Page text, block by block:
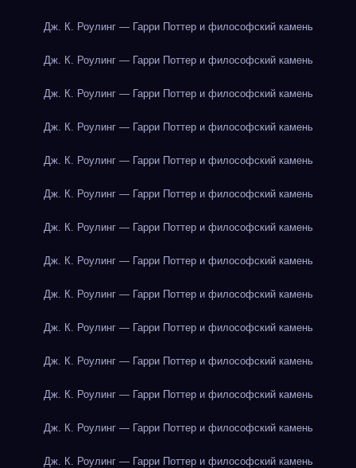
Дж. К. Роулинг — Гарри Поттер и философский камень
Дж. К. Роулинг — Гарри Поттер и философский камень
Дж. К. Роулинг — Гарри Поттер и философский камень
Дж. К. Роулинг — Гарри Поттер и философский камень
Дж. К. Роулинг — Гарри Поттер и философский камень
Дж. К. Роулинг — Гарри Поттер и философский камень
Дж. К. Роулинг — Гарри Поттер и философский камень
Дж. К. Роулинг — Гарри Поттер и философский камень
Дж. К. Роулинг — Гарри Поттер и философский камень
Дж. К. Роулинг — Гарри Поттер и философский камень
Дж. К. Роулинг — Гарри Поттер и философский камень
Дж. К. Роулинг — Гарри Поттер и философский камень
Дж. К. Роулинг — Гарри Поттер и философский камень
Дж. К. Роулинг — Гарри Поттер и философский камень